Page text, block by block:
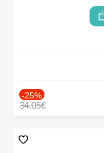
-25%
34.05€